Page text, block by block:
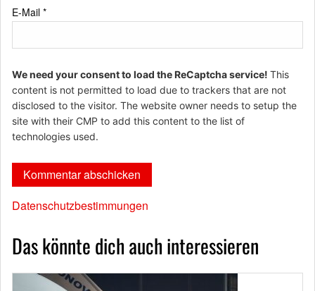
E-Mail *
We need your consent to load the ReCaptcha service! This
content is not permitted to load due to trackers that are not
disclosed to the visitor. The website owner needs to setup the
site with their CMP to add this content to the list of
technologies used.
Datenschutzbestimmungen
Das könnte dich auch interessieren